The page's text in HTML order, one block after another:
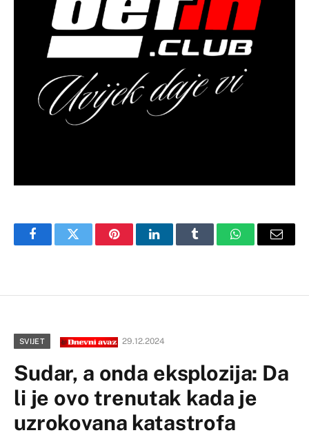
FacebookTwitter PinterestLinkedInTumblr WhatsAppEmail
SVIJET 29.12.2024
Sudar, a onda eksplozija: Da
li je ovo trenutak kada je
uzrokovana katastrofa